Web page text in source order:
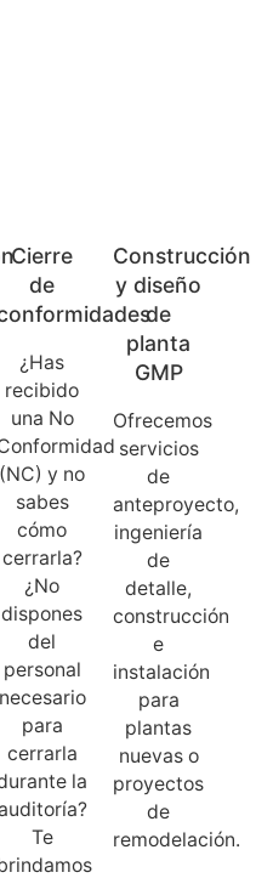
Cierre
de
¿Has
recibido
una No
(NC) y no
sabes
cómo
cerrarla?
¿No
dispones
del
personal
necesario
para
cerrarla
la
Te
Construcción
y diseño
de
planta
GMP
Ofrecemos
servicios
de
anteproyecto,
ingeniería
de
detalle,
construcción
e
instalación
para
plantas
nuevas o
proyectos
de
remodelación.